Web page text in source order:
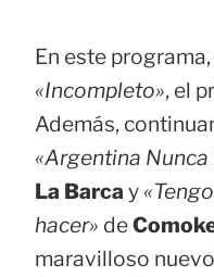
En este
«Incompleto», el
Además,
«Argentina Nunca
La Barca y
hacer» de
maravilloso